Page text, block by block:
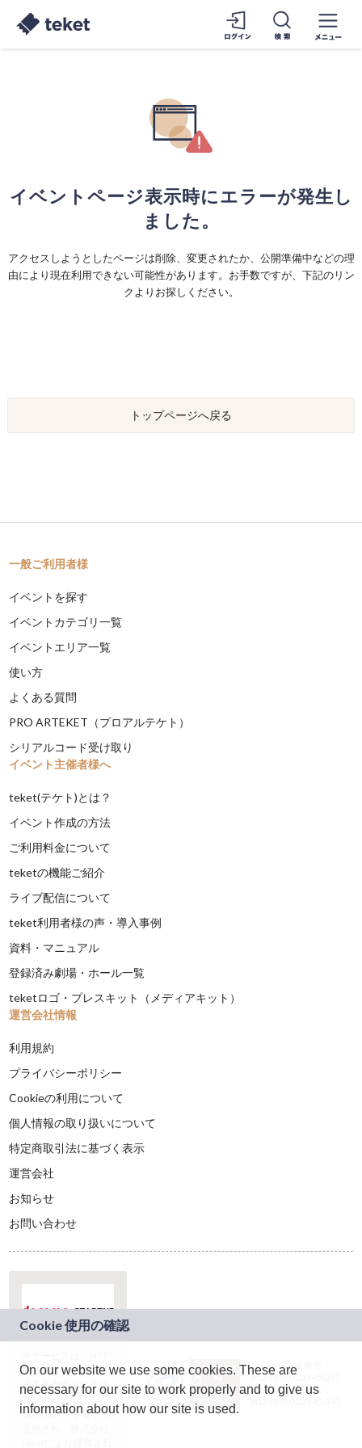
イベントページ表示時にエラーが発生し
ました。
アクセスしようとしたページは削除、変更されたか、公開準備中などの理
由により現在利用できない可能性があります。お手数ですが、下記のリン
クよりお探しください。
トップページへ戻る
一般ご利用者様
イベントを探す
イベントカテゴリ一覧
イベントエリア一覧
使い方
よくある質問
PRO ARTEKET（プロアルテケト）
シリアルコード受け取り
イベント主催者様へ
teket(テケト)とは？
イベント作成の方法
ご利用料金について
teketの機能ご紹介
ライブ配信について
teket利用者様の声・導入事例
資料・マニュアル
登録済み劇場・ホール一覧
teketロゴ・プレスキット（メディアキット）
運営会社情報
利用規約
プライバシーポリシー
Cookieの利用について
個人情報の取り扱いについて
特定商取引法に基づく表示
運営会社
お知らせ
お問い合わせ
ドコモグループの新
規事業創出プログラ
ム「docomo
STARTUP」を通じて
JASRAC許諾番号：
9024936001Y45037
JASRAC許諾番号：
On our website we use some cookies. These are
necessary for our site to work properly and to give us
information about how our site is used.